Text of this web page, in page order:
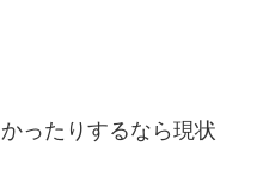
ったりするなら現状